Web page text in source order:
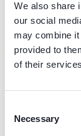
We also share
our social
may combine
provided to
of their
Selection
Necessary
consistent
en
creëren
markt en